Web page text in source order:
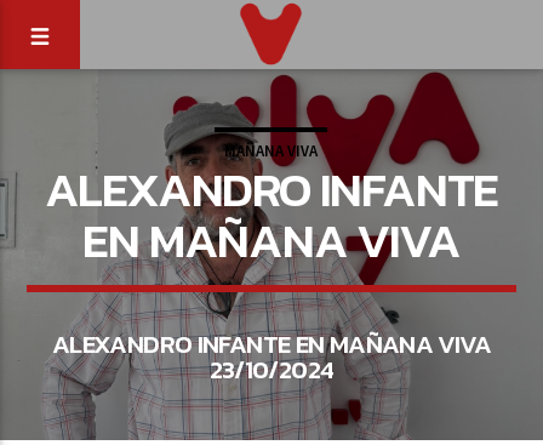
MAÑANA VIVA
ALEXANDRO INFANTE
EN MAÑANA VIVA
ALEXANDRO INFANTE EN MAÑANA VIVA
23/10/2024